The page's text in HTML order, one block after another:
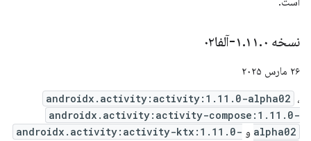
نسخه ۱ .۱۱.۰-آلفا۰۲
۲۶ مارس ۲۰۲۵
androidx.activity:activity:1.11.0-alpha02 ،
androidx.activity:activity-compose:1.11.0-
alpha02 و androidx.activity:activity-ktx:1.11.0-